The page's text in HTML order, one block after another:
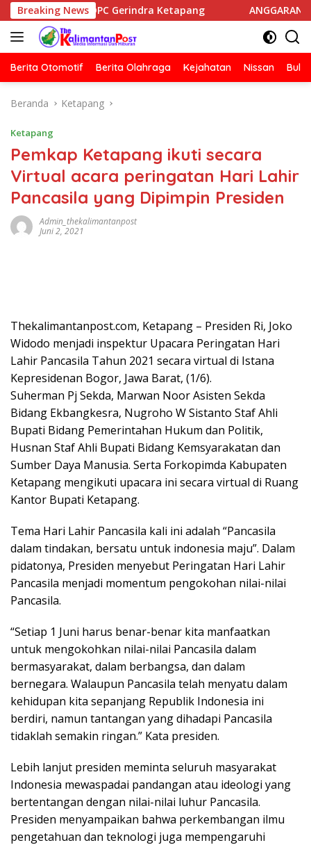
Langsung
ke
konten
Breaking News
Ketua DPC Gerindra Ketapang ANGGARAN MBG
Berita Otomotif Berita Olahraga Kejahatan Nissan
Beranda Ketapang
Ketapang
Pemkap Ketapang ikuti secara
Virtual acara peringatan Hari Lahir
Pancasila yang Dipimpin Presiden
Admin_thekalimantanpost
Juni 2, 2021
Thekalimantanpost.com, Ketapang – Presiden Ri, Joko
Widodo menjadi inspektur Upacara Peringatan Hari
Lahir Pancasila Tahun 2021 secara virtual di Istana
Kepresidenan Bogor, Jawa Barat, (1/6).
Suherman Pj Sekda, Marwan Noor Asisten Sekda
Bidang Ekbangkesra, Nugroho W Sistanto Staf Ahli
Bupati Bidang Pemerintahan Hukum dan Politik,
Husnan Staf Ahli Bupati Bidang Kemsyarakatan dan
Sumber Daya Manusia. Serta Forkopimda Kabupaten
Ketapang mengikuti upacara ini secara virtual di Ruang
Kantor Bupati Ketapang.
Tema Hari Lahir Pancasila kali ini adalah “Pancasila
dalam tindakan, bersatu untuk indonesia maju”. Dalam
pidatonya, Presiden menyebut Peringatan Hari Lahir
Pancasila menjadi momentum pengokohan nilai-nilai
Pancasila.
“Setiap 1 Juni harus benar-benar kita manfaatkan
untuk mengokohkan nilai-nilai Pancasila dalam
bermasyarakat, dalam berbangsa, dan dalam
bernegara. Walaupun Pancasila telah menyatu dalam
kehidupan kita sepanjang Republik Indonesia ini
berdiri, namun tantangan yang dihadapi Pancasila
tidaklah semakin ringan.” Kata presiden.
Lebih lanjut presiden meminta seluruh masyarakat
Indonesia mewaspadai pandangan atau ideologi yang
bertentangan dengan nilai-nilai luhur Pancasila.
Presiden menyampaikan bahwa perkembangan ilmu
pengetahuan dan teknologi juga mempengaruhi